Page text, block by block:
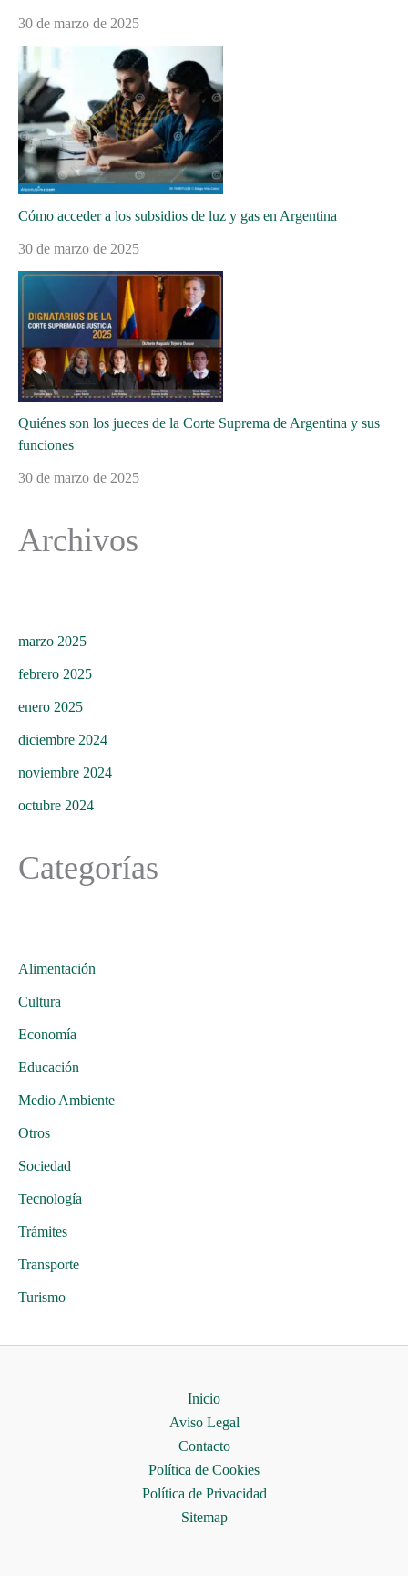
30 de marzo de 2025
Cómo acceder a los subsidios de luz y gas en Argentina
30 de marzo de 2025
Quiénes son los jueces de la Corte Suprema de Argentina y sus
funciones
30 de marzo de 2025
Archivos
marzo 2025
febrero 2025
enero 2025
diciembre 2024
noviembre 2024
octubre 2024
Categorías
Alimentación
Cultura
Economía
Educación
Medio Ambiente
Otros
Sociedad
Tecnología
Trámites
Transporte
Turismo
Inicio
Aviso Legal
Contacto
Política de Cookies
Política de Privacidad
Sitemap